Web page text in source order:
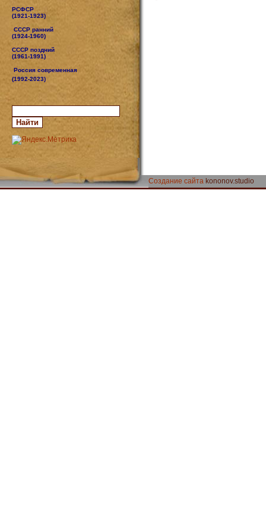
РСФСР
(1921-1923)
СССР ранний
(1924-1960)
СССР поздний
(1961-1991)
Россия современная
(1992-2023)
Создание сайта kononov.studio